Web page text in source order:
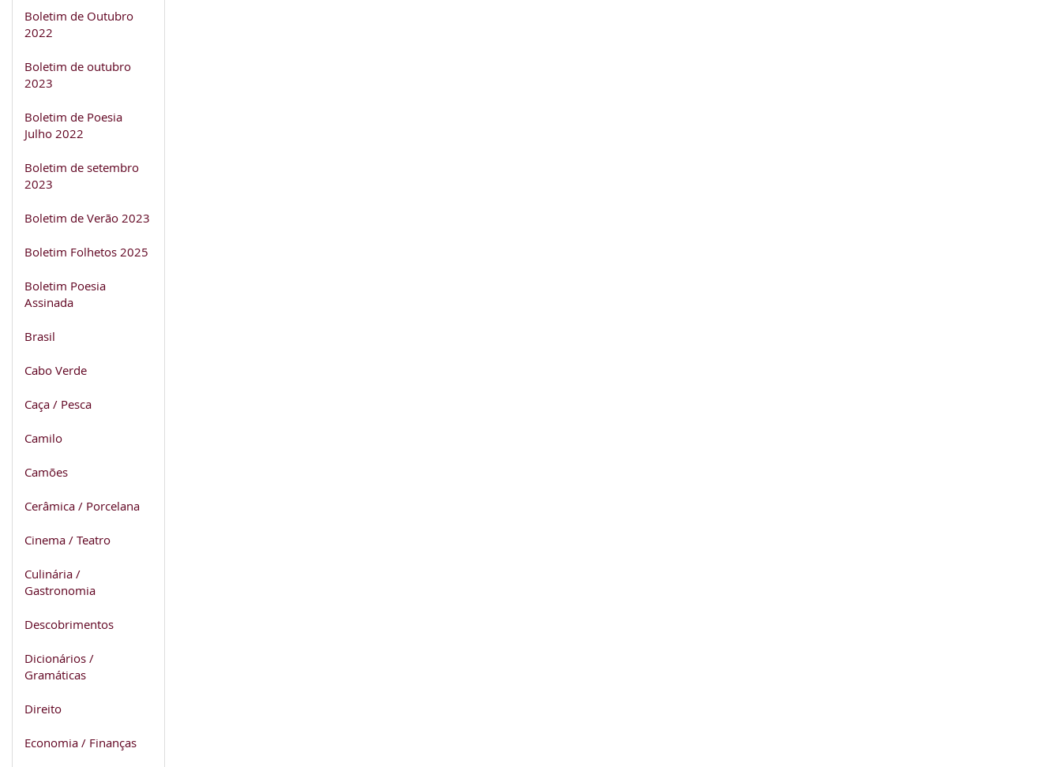
Boletim de Outubro
2022
Boletim de outubro
2023
Boletim de Poesia
Julho 2022
Boletim de setembro
2023
Boletim de Verão 2023
Boletim Folhetos 2025
Boletim Poesia
Assinada
Brasil
Cabo Verde
Caça / Pesca
Camilo
Camões
Cerâmica / Porcelana
Cinema / Teatro
Culinária /
Gastronomia
Descobrimentos
Dicionários /
Gramáticas
Direito
Economia / Finanças